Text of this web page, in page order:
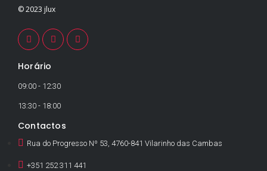
© 2023 jlux
Horário
09:00 - 12:30
13:30 - 18:00
Contactos
Rua do Progresso Nº 53, 4760-841 Vilarinho das Cambas
+351 252 311 441